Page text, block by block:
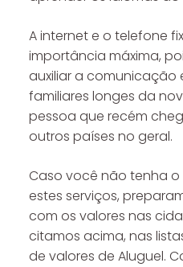
A internet e o telefone
importância máxima,
auxiliar a comunicação
familiares longes da
pessoa que recém
outros países no geral.
Caso você não tenha o
estes serviços,
com os valores nas
citamos acima, nas
de valores de Aluguel.